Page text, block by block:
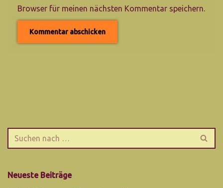
Browser für meinen nächsten Kommentar speichern.
Neueste Beiträge